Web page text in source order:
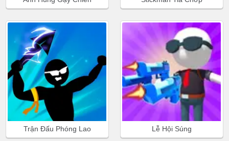
Trận Đấu Phóng Lao Lễ Hội Súng